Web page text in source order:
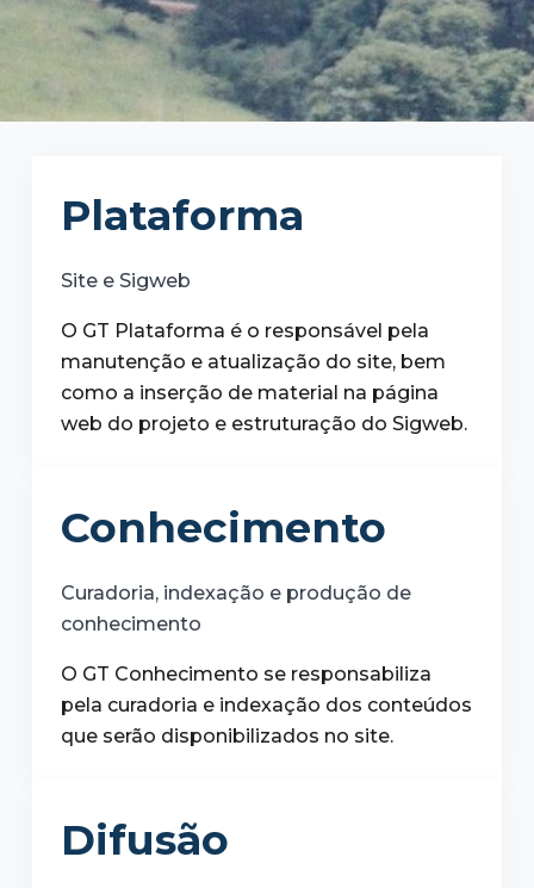
Plataforma
Site e Sigweb
O GT Plataforma é o responsável pela
manutenção e atualização do site, bem
como a inserção de material na página
web do projeto e estruturação do Sigweb.
Conhecimento
Curadoria, indexação e produção de
conhecimento
O GT Conhecimento se responsabiliza
pela curadoria e indexação dos conteúdos
que serão disponibilizados no site.
Difusão